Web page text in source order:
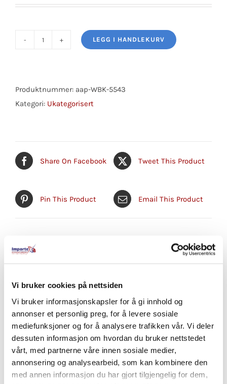
Vi bruker cookies på nettsiden
Vi bruker informasjonskapsler for å gi innhold og
annonser et personlig preg, for å levere sosiale
mediefunksjoner og for å analysere trafikken vår. Vi deler
dessuten informasjon om hvordan du bruker nettstedet
vårt, med partnerne våre innen sosiale medier,
annonsering og analysearbeid, som kan kombinere den
med annen informasjon du har gjort tilgjengelig for dem,
antall
LEGG I HANDLEKURV
Produktnummer: aap-WBK-5543
Kategori: Ukategorisert
Share On Facebook Tweet This Product
Pin This Product Email This Product
Relaterte produkter